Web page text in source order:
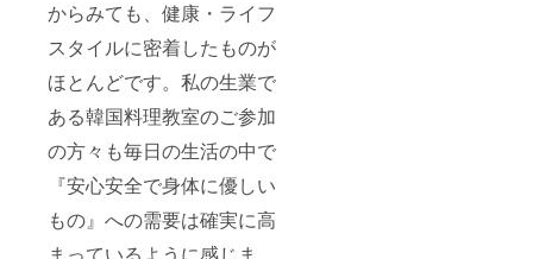
からみても、健康・ライフ
スタイルに密着したものが
ほとんどです。私の生業で
ある韓国料理教室のご参加
の方々も毎日の生活の中で
『安心安全で身体に優しい
もの』への需要は確実に高